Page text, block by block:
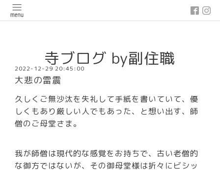
google-site-verification: google03647e12badb45de.html
寺ブログ by副住職
2022-12-29 20:45:00
大悲の雷震
久しくご無沙汰を失礼して手紙を書いていて、優
しくもあり厳しい人でもあった、と想い出す、師
僧のご母堂さま。
我が師僧は現代的な感覚をお持ちで、古い老僧的
な御方ではないが、その御母堂様は折々にビシッ